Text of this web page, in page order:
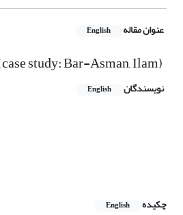
عنوان مقاله English
study: Bar-Asman, Ilam)
نویسندگان English
چکیده
English